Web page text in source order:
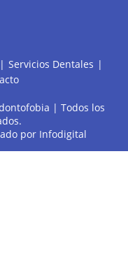
Servicios Dentales
| Todos los
por Infodigital